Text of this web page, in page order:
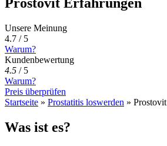
Unsere Meinung
4.7 / 5
Warum?
Kundenbewertung
4.5 / 5
Warum?
Preis überprüfen
Startseite » Prostatitis loswerden » Prostovit
Was ist es?